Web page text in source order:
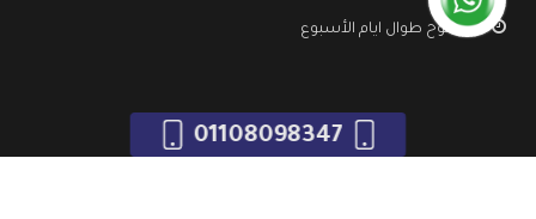
مفتوح طوال ايام الأسبوع
01108098347